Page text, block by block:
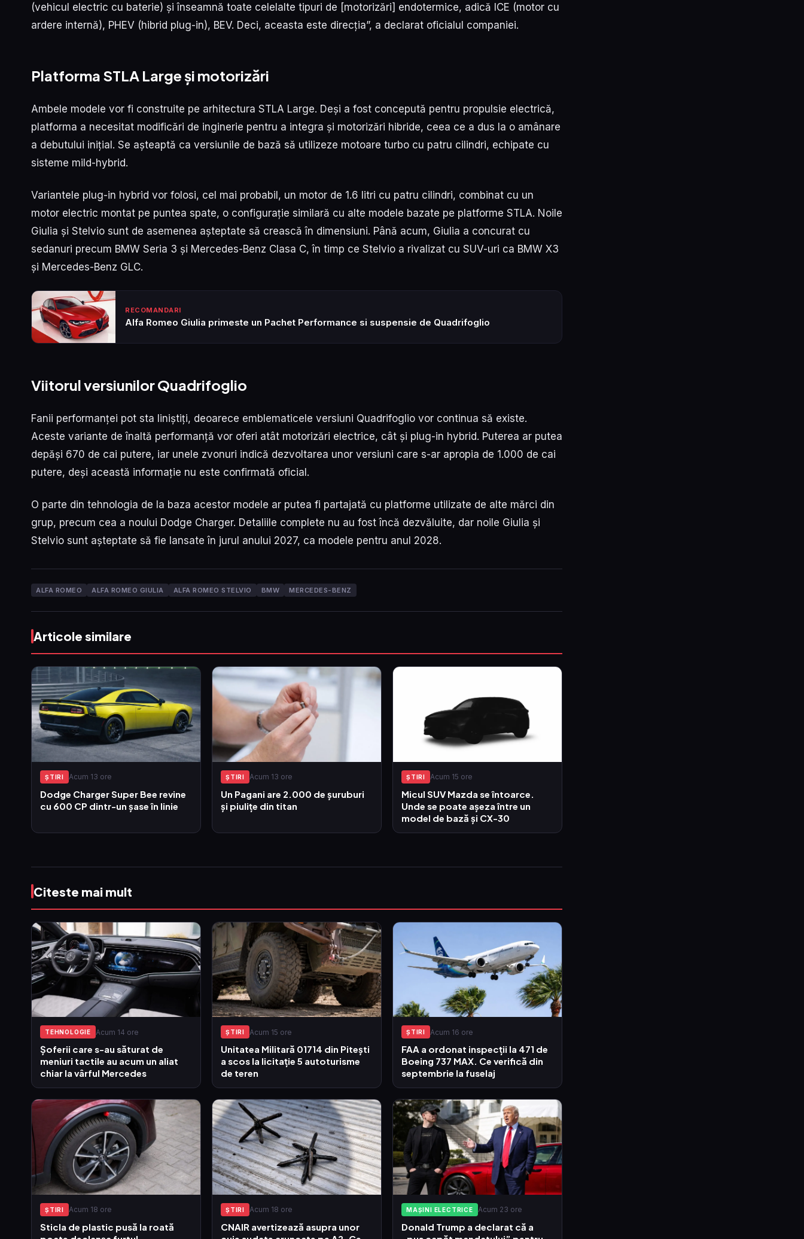
(vehicul electric cu baterie) și înseamnă toate celelalte tipuri de [motorizări] endotermice, adică ICE (motor cu
ardere internă), PHEV (hibrid plug-in), BEV. Deci, aceasta este direcția”, a declarat oficialul companiei.
Platforma STLA Large și motorizări
Ambele modele vor fi construite pe arhitectura STLA Large. Deși a fost concepută pentru propulsie electrică,
platforma a necesitat modificări de inginerie pentru a integra și motorizări hibride, ceea ce a dus la o amânare
a debutului inițial. Se așteaptă ca versiunile de bază să utilizeze motoare turbo cu patru cilindri, echipate cu
sisteme mild-hybrid.
Variantele plug-in hybrid vor folosi, cel mai probabil, un motor de 1.6 litri cu patru cilindri, combinat cu un
motor electric montat pe puntea spate, o configurație similară cu alte modele bazate pe platforme STLA. Noile
Giulia și Stelvio sunt de asemenea așteptate să crească în dimensiuni. Până acum, Giulia a concurat cu
sedanuri precum BMW Seria 3 și Mercedes-Benz Clasa C, în timp ce Stelvio a rivalizat cu SUV-uri ca BMW X3
și Mercedes-Benz GLC.
RECOMANDARI
Alfa Romeo Giulia primeste un Pachet Performance si suspensie de Quadrifoglio
Viitorul versiunilor Quadrifoglio
Fanii performanței pot sta liniștiți, deoarece emblematicele versiuni Quadrifoglio vor continua să existe.
Aceste variante de înaltă performanță vor oferi atât motorizări electrice, cât și plug-in hybrid. Puterea ar putea
depăși 670 de cai putere, iar unele zvonuri indică dezvoltarea unor versiuni care s-ar apropia de 1.000 de cai
putere, deși această informație nu este confirmată oficial.
O parte din tehnologia de la baza acestor modele ar putea fi partajată cu platforme utilizate de alte mărci din
grup, precum cea a noului Dodge Charger. Detaliile complete nu au fost încă dezvăluite, dar noile Giulia și
Stelvio sunt așteptate să fie lansate în jurul anului 2027, ca modele pentru anul 2028.
ALFA ROMEO ALFA ROMEO GIULIA ALFA ROMEO STELVIO BMW MERCEDES-BENZ
Articole similare
ŞTIRI Acum 13 ore
Dodge Charger Super Bee revine
cu 600 CP dintr-un șase în linie
ŞTIRI Acum 13 ore
Un Pagani are 2.000 de șuruburi
și piulițe din titan
ŞTIRI Acum 15 ore
Micul SUV Mazda se întoarce.
Unde se poate așeza între un
model de bază și CX-30
Citeste mai mult
TEHNOLOGIE Acum 14 ore
Șoferii care s-au săturat de
meniuri tactile au acum un aliat
chiar la vârful Mercedes
ŞTIRI Acum 15 ore
Unitatea Militară 01714 din Pitești
a scos la licitație 5 autoturisme
de teren
ŞTIRI Acum 16 ore
FAA a ordonat inspecții la 471 de
Boeing 737 MAX. Ce verifică din
septembrie la fuselaj
ŞTIRI Acum 18 ore
Sticla de plastic pusă la roată
ŞTIRI Acum 18 ore
CNAIR avertizează asupra unor
MAȘINI ELECTRICE Acum 23 ore
Donald Trump a declarat că a